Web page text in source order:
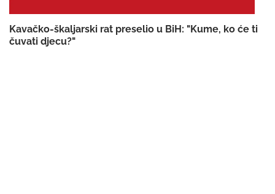
Kavačko-škaljarski rat preselio u BiH: "Kume, ko će ti
čuvati djecu?"